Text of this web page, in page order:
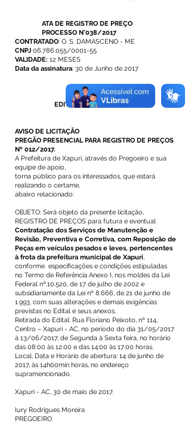
ATA DE REGISTRO DE PREÇO
PROCESSO N°038/2017
CONTRATADO: O. S. DAMASCENO - ME
CNPJ 06.786.055/0001-55
VALIDADE: 12 MESES
Data da assinatura: 30 de Junho de 2017
EDITAL E ANEXOS
AVISO DE LICITAÇÃO
PREGÃO PRESENCIAL PARA REGISTRO DE PREÇOS
Nº 012/2017.
A Prefeitura de Xapuri, através do Pregoeiro e sua
equipe de apoio,
torna público para os interessados, que estará
realizando o certame,
abaixo relacionado:
OBJETO: Será objeto da presente licitação,
REGISTRO DE PREÇOS para futura e eventual
Contratação dos Serviços de Manutenção e
Revisão, Preventiva e Corretiva, com Reposição de
Peças em veículos pesados e leves, pertencentes
à frota da prefeitura municipal de Xapuri,
conforme especificações e condições estipuladas
no Termo de Referência Anexo I, nos moldes da Lei
Federal nº.10.520, de 17 de julho de 2002 e
subsidiariamente da Lei nº 8.666, de 21 de junho de
1.993, com suas alterações e demais exigências
previstas no Edital e seus anexos.
Retirada do Edital: Rua Floriano Peixoto, nº 114,
Centro – Xapuri - AC, no período do dia 31/05/2017
à 13/06/2017, de Segunda à Sexta feira, no horário
das 08:00 às 12:00 e das 14:00 às 17:00 horas.
Local, Data e Horário de abertura: 14 de junho de
2017, às 14h00min horas, no endereço
supramencionado.
Xapuri - AC, 30 de maio de 2017.
Iury Rodrigues Moreira
PREGOEIRO